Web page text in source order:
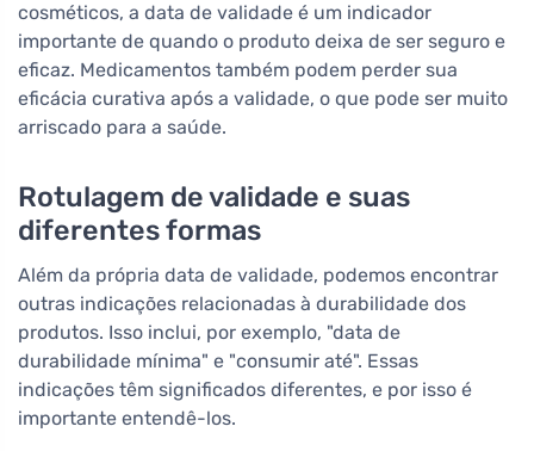
cosméticos, a data de validade é um indicador
importante de quando o produto deixa de ser seguro e
eficaz. Medicamentos também podem perder sua
eficácia curativa após a validade, o que pode ser muito
arriscado para a saúde.
Rotulagem de validade e suas
diferentes formas
Além da própria data de validade, podemos encontrar
outras indicações relacionadas à durabilidade dos
produtos. Isso inclui, por exemplo, "data de
durabilidade mínima" e "consumir até". Essas
indicações têm significados diferentes, e por isso é
importante entendê-los.